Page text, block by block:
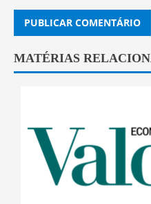
MATÉRIAS